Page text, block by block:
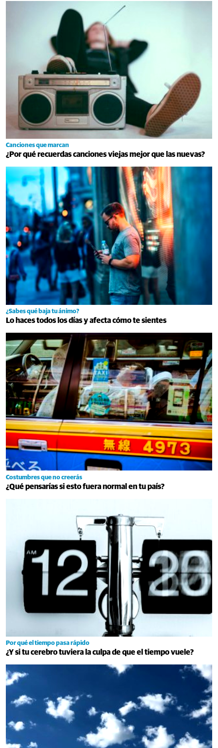
Canciones que marcan
¿Por qué recuerdas canciones viejas mejor que las nuevas?
¿Sabes qué baja tu ánimo?
Lo haces todos los días y afecta cómo te sientes
Costumbres que no creerás
¿Qué pensarías si esto fuera normal en tu país?
Por qué el tiempo pasa rápido
¿Y si tu cerebro tuviera la culpa de que el tiempo vuele?